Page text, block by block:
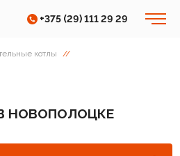
+375 (29) 111 29 29
котлы
//
НОВОПОЛОЦКЕ